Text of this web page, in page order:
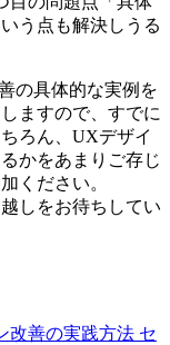
う点も解決しうる
の具体的な実例を
ますので、すでに
ろん、UXデザイ
かをあまりご存じ
ください。
しをお待ちしてい
改善の実践方法 セ